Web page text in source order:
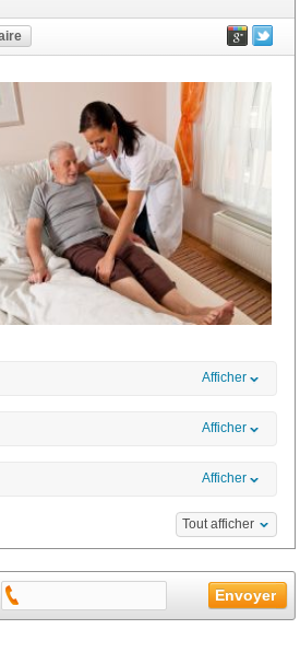
Afficher
Afficher
Afficher
Tout afficher